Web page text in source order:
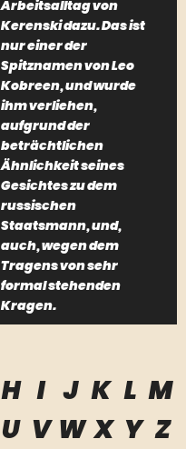
Arbeitsalltag von
Kerenski dazu. Das ist
nur einer der
Spitznamen von Leo
Kobreen, und wurde
ihm verliehen,
aufgrund der
beträchtlichen
Ähnlichkeit seines
Gesichtes zu dem
russischen
Staatsmann, und,
auch, wegen dem
Tragens von sehr
formal stehenden
Kragen.
H I J K L M
U V W X Y Z